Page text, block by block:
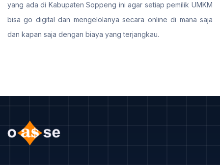
yang ada di Kabupaten Soppeng ini agar setiap pemilik UMKM
bisa go digital dan mengelolanya secara online di mana saja
dan kapan saja dengan biaya yang terjangkau.